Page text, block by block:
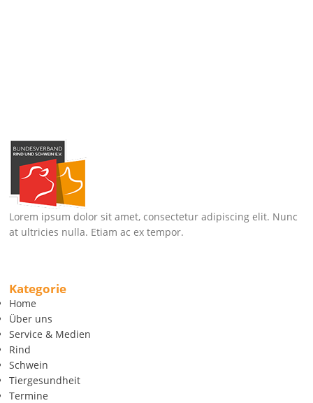
Lorem ipsum dolor sit amet, consectetur adipiscing elit. Nunc
at ultricies nulla. Etiam ac ex tempor.
Kategorie
Home
Über uns
Service & Medien
Rind
Schwein
Tiergesundheit
Termine